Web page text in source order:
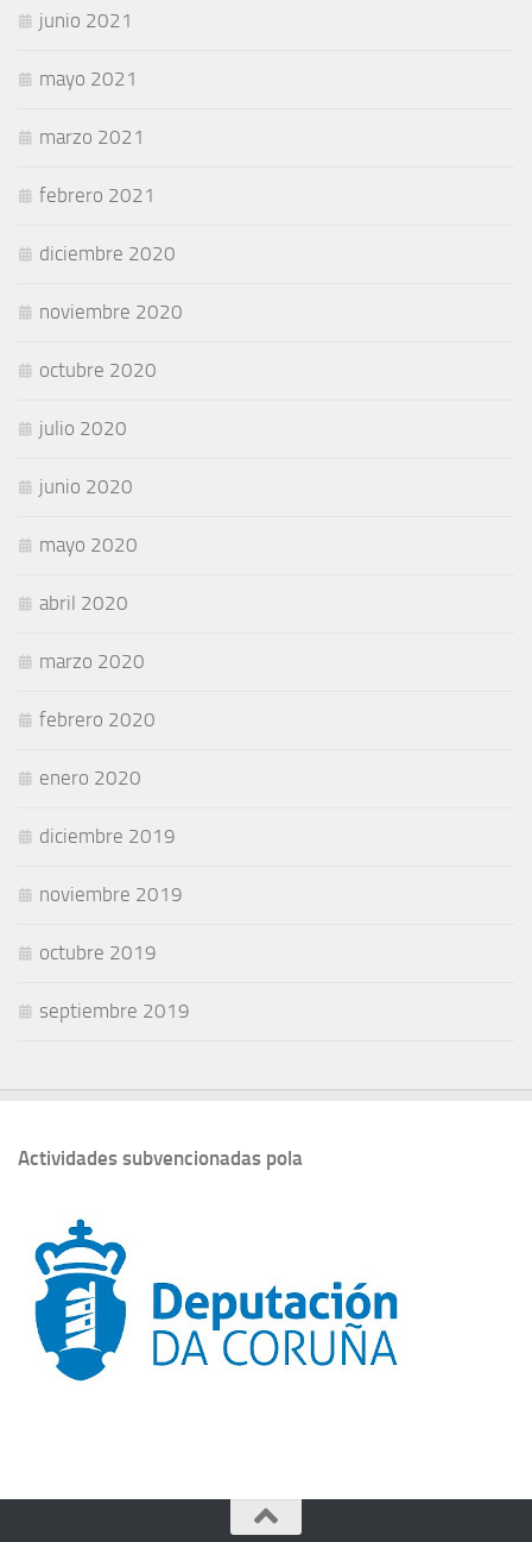
junio 2021
mayo 2021
marzo 2021
febrero 2021
diciembre 2020
noviembre 2020
octubre 2020
julio 2020
junio 2020
mayo 2020
abril 2020
marzo 2020
febrero 2020
enero 2020
diciembre 2019
noviembre 2019
octubre 2019
septiembre 2019
Actividades subvencionadas pola